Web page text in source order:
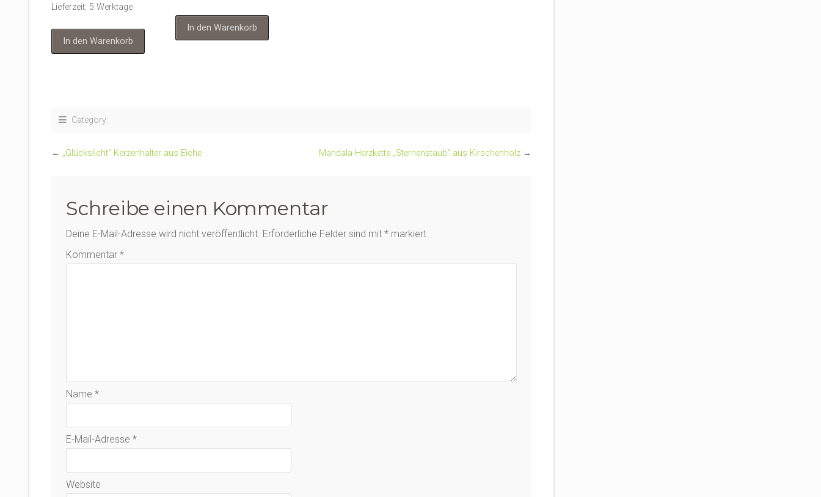
Lieferzeit: 5 Werktage
In den Warenkorb
In den Warenkorb
Category:
← „Glückslicht“ Kerzenhalter aus Eiche Mandala-Herzkette „Sternenstaub“ aus Kirschenholz →
Schreibe einen Kommentar
Deine E-Mail-Adresse wird nicht veröffentlicht. Erforderliche Felder sind mit * markiert
Kommentar *
Name *
E-Mail-Adresse *
Website